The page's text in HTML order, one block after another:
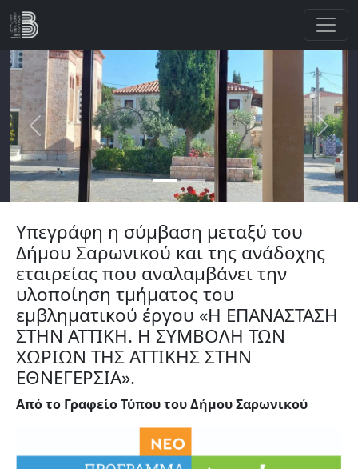
Παράκαμψη προς το κυρίως περιεχόμενο
Previous Next
Υπεγράφη η σύμβαση μεταξύ του
Δήμου Σαρωνικού και της ανάδοχης
εταιρείας που αναλαμβάνει την
υλοποίηση τμήματος του
εμβληματικού έργου «Η ΕΠΑΝΑΣΤΑΣΗ
ΣΤΗΝ ΑΤΤΙΚΗ. Η ΣΥΜΒΟΛΗ ΤΩΝ
ΧΩΡΙΩΝ ΤΗΣ ΑΤΤΙΚΗΣ ΣΤΗΝ
ΕΘΝΕΓΕΡΣΙΑ».
Από το Γραφείο Τύπου του Δήμου Σαρωνικού